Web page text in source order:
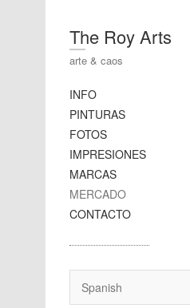
The Roy Arts
arte & caos
INFO
PINTURAS
FOTOS
IMPRESIONES
MARCAS
MERCADO
CONTACTO